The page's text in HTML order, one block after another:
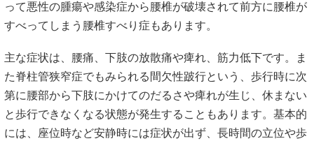
って悪性の腫瘍や感染症から腰椎が破壊されて前方に腰椎が
すべってしまう腰椎すべり症もあります。
主な症状は、腰痛、下肢の放散痛や痺れ、筋力低下です。ま
た脊柱管狭窄症でもみられる間欠性跛行という、歩行時に次
第に腰部から下肢にかけてのだるさや痺れが生じ、休まない
と歩行できなくなる状態が発生することもあります。基本的
には、座位時など安静時には症状が出ず、長時間の立位や歩